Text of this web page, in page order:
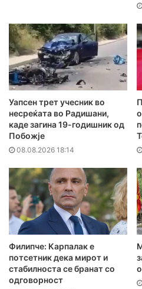
Уапсен трет учесник во
несреќата во Радишани,
каде загина 19-годишник од
Побожје
08.08.2026 18:14
Филипче: Карпалак е
потсетник дека мирот и
стабилноста се бранат со
одговорност